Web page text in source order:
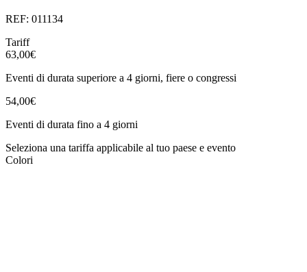
REF: 011134
Tariff
63,00€
Eventi di durata superiore a 4 giorni, fiere o congressi
54,00€
Eventi di durata fino a 4 giorni
Seleziona una tariffa applicabile al tuo paese e evento
Colori